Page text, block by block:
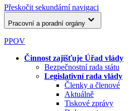
Přeskočit sekundární navigaci
Pracovní a poradní orgány
PPOV
Činnost zajišťuje Úřad vlády
Bezpečnostní rada státu
Legislativní rada vlády
Členky a členové
Aktuálně
Tiskové zprávy